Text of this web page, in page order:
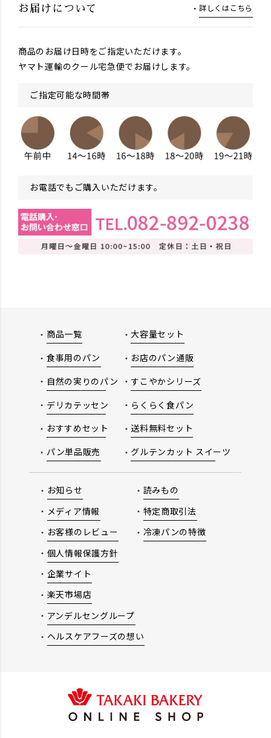
お届けについて 詳しくはこちら
商品のお届け日時をご指定いただけます。
ヤマト運輸のクール宅急便でお届けします。
ご指定可能な時間帯
お電話でもご購入いただけます。
商品一覧
食事用のパン
自然の実りのパン
デリカテッセン
おすすめセット
パン単品販売
大容量セット
お店のパン通販
すこやかシリーズ
らくらく食パン
送料無料セット
グルテンカット スイーツ
お知らせ
メディア情報
お客様のレビュー
個人情報保護方針
読みもの
特定商取引法
冷凍パンの特徴
企業サイト
楽天市場店
アンデルセングループ
ヘルスケアフーズの想い